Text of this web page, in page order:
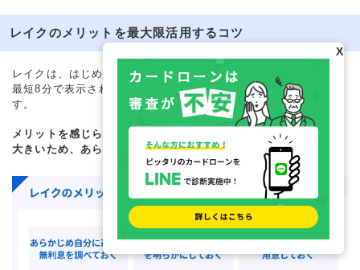
レイクのメリットを最大限活用するコツ
レイクは、はじめての人への特典が充実していたり、審査結果が
最短8分で表示されるなど、メリットも豊富なカードローンで
す。
メリットを感じられるかどうかは、利用の仕方次第である部分も
大きいため、あらかじめコツを押さえておくことが重要です。
X